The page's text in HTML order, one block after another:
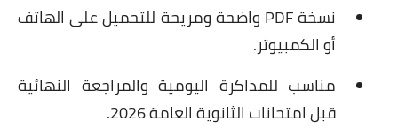
نسخة PDF واضحة ومريحة للتحميل على الهاتف
أو الكمبيوتر.
مناسب للمذاكرة اليومية والمراجعة النهائية
قبل امتحانات الثانوية العامة 2026.